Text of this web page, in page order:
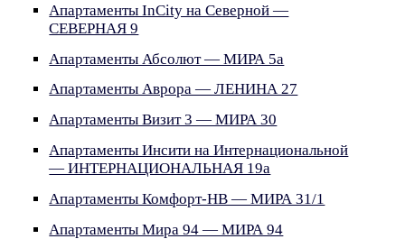
Апартаменты InCity на Северной —
СЕВЕРНАЯ 9
Апартаменты Абсолют — МИРА 5а
Апартаменты Аврора — ЛЕНИНА 27
Апартаменты Визит 3 — МИРА 30
Апартаменты Инсити на Интернациональной
— ИНТЕРНАЦИОНАЛЬНАЯ 19а
Апартаменты Комфорт-НВ — МИРА 31/1
Апартаменты Мира 94 — МИРА 94